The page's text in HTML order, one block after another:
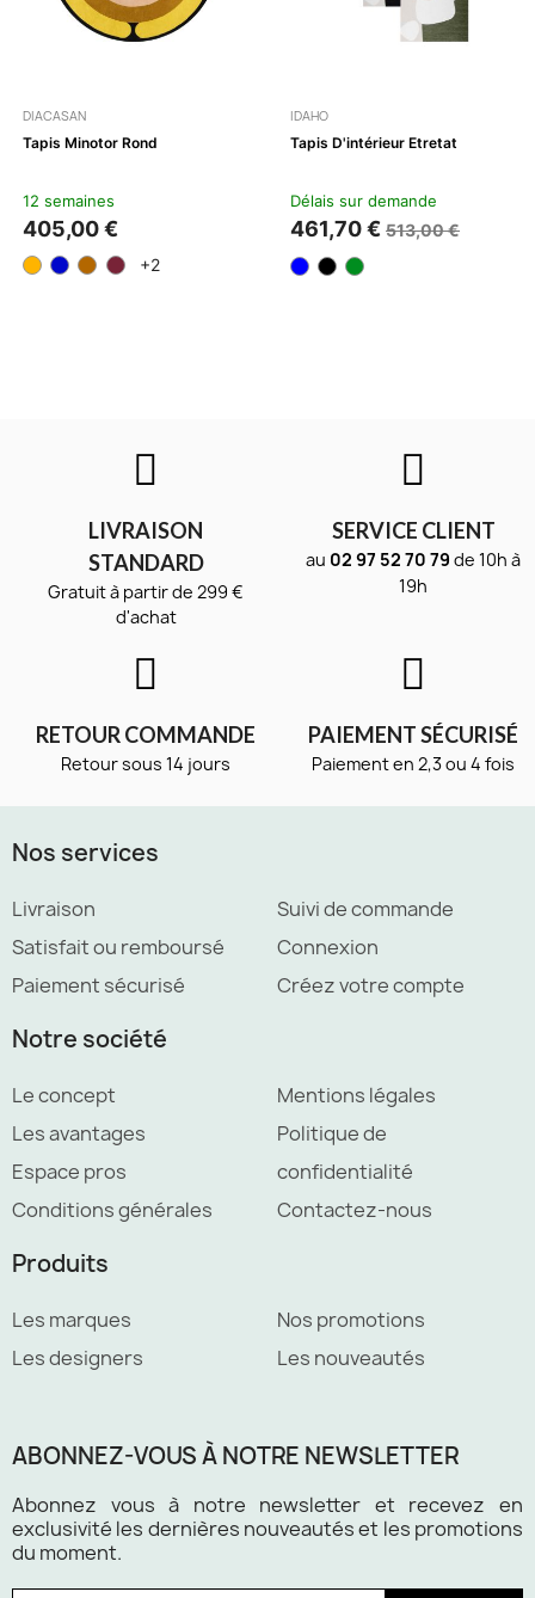
DIACASAN
Tapis Minotor Rond
12 semaines
405,00 €
+2
IDAHO
Tapis D'intérieur Etretat
Délais sur demande
461,70 € 513,00 €
LIVRAISON
STANDARD
Gratuit à partir de 299 €
d'achat
SERVICE CLIENT
au 02 97 52 70 79 de 10h à
19h
RETOUR COMMANDE
Retour sous 14 jours
PAIEMENT SÉCURISÉ
Paiement en 2,3 ou 4 fois
Nos services
Livraison
Satisfait ou remboursé
Paiement sécurisé
Suivi de commande
Connexion
Créez votre compte
Notre société
Le concept
Les avantages
Espace pros
Conditions générales
Mentions légales
Politique de
confidentialité
Contactez-nous
Produits
Les marques
Les designers
Nos promotions
Les nouveautés
ABONNEZ-VOUS À NOTRE NEWSLETTER
Abonnez vous à notre newsletter et recevez en
exclusivité les dernières nouveautés et les promotions
du moment.